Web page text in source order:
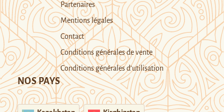
Partenaires
Mentions légales
Contact
Conditions générales de vente
Conditions générales d’utilisation
NOS PAYS